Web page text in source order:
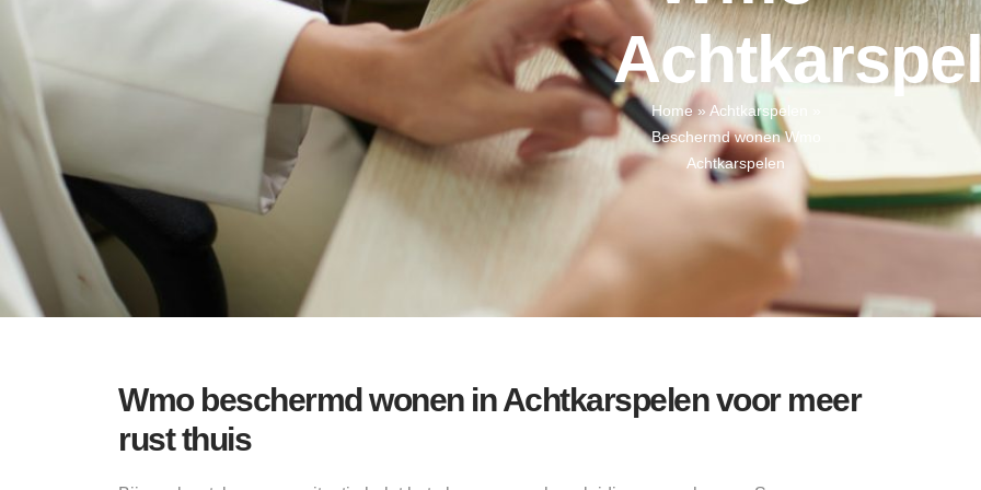
Home » Achtkarspelen
Beschermd wonen Wmo
Achtkarspelen
Wmo beschermd wonen in Achtkarspelen voor meer
rust thuis